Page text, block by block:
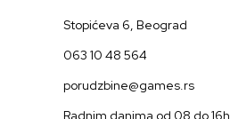
Stopićeva 6, Beograd
063 10 48 564
porudzbine@games.rs
Radnim danima od 08 do 16h